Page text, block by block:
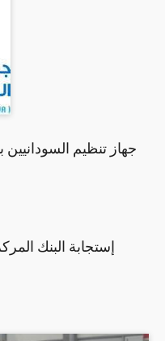
جهاز تنظيم
إستجابة البنك